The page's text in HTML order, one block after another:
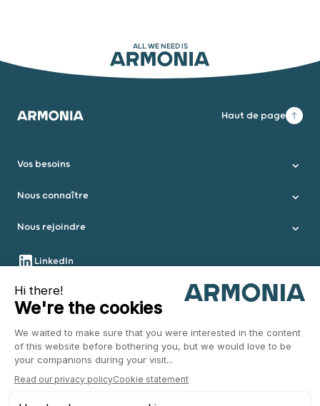
ALL WE NEED IS
ARMONIA
Armonia Haut de page
Vos besoins
Nous connaître
Nous rejoindre
Nous suivre
LinkedIn
Youtube
Nous contacter
Informations légales
Plan du site